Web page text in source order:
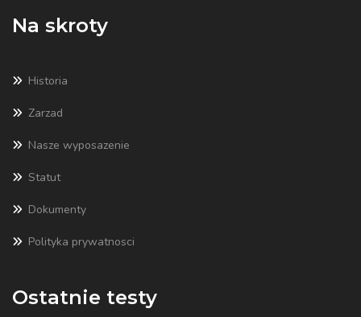
Na skroty
Historia
Zarzad
Nasze wyposazenie
Statut
Dokumenty
Polityka prywatnosci
Ostatnie testy